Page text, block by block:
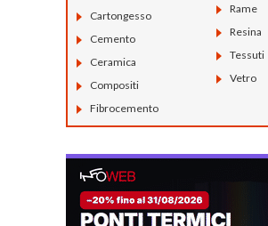
Cartongesso
Cemento
Ceramica
Compositi
Fibrocemento
Rame
Resina
Tessuti
Vetro